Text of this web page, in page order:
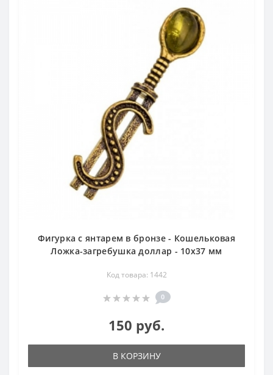
Фигурка с янтарем в бронзе - Кошельковая
Ложка-загребушка доллар - 10х37 мм
Код товара: 1442
0
150 руб.
В КОРЗИНУ